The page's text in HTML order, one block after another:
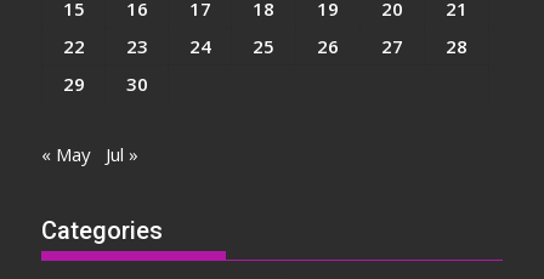
15
16 17 18 19 20
21
22
23 24 25 26 27
28
29
30
« May Jul »
Categories